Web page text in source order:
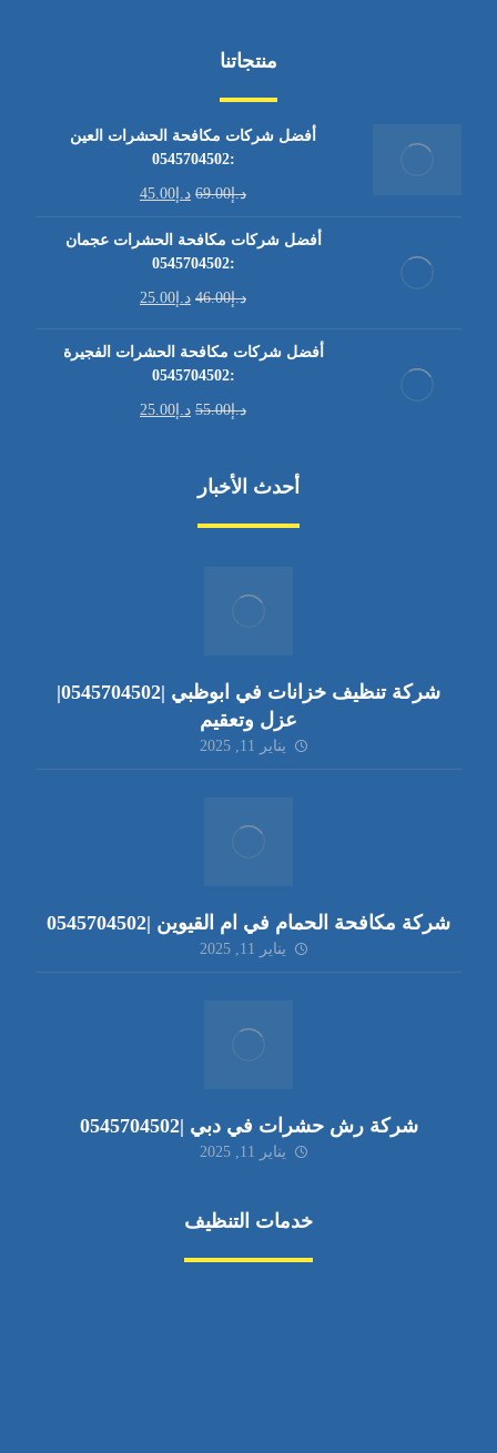
منتجاتنا
أفضل شركات مكافحة الحشرات العين
:0545704502
د.إ69.00 د.إ 45.00
أفضل شركات مكافحة الحشرات عجمان
:0545704502
د.إ46.00 د.إ 25.00
أفضل شركات مكافحة الحشرات الفجيرة
:0545704502
د.إ55.00 د.إ 25.00
أحدث الأخبار
شركة تنظيف خزانات في ابوظبي |0545704502|
عزل وتعقيم
يناير 11, 2025
شركة مكافحة الحمام في ام القيوين |0545704502
يناير 11, 2025
شركة رش حشرات في دبي |0545704502
يناير 11, 2025
خدمات التنظيف